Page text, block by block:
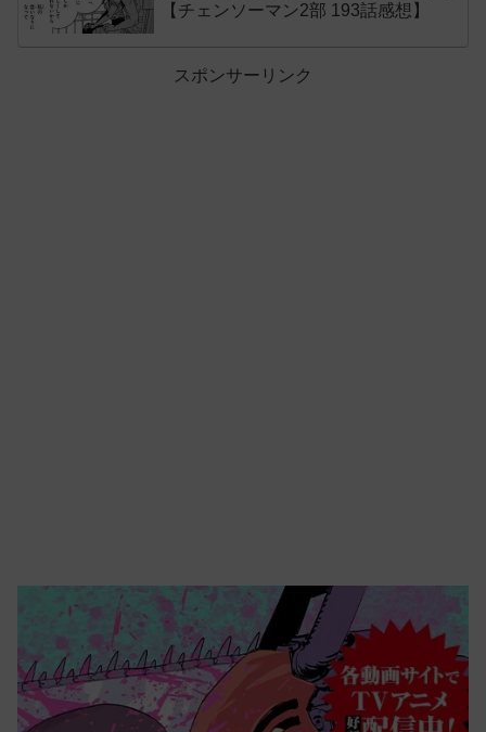
【チェンソーマン2部 193話感想】
スポンサーリンク